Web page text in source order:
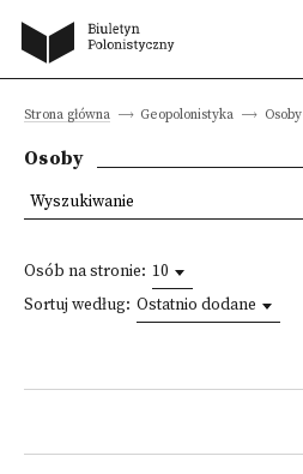
Strona główna Geopolonistyka Osoby
Osoby
Osób na stronie: 10
Sortuj według: Ostatnio dodane
Wyszukiwanie